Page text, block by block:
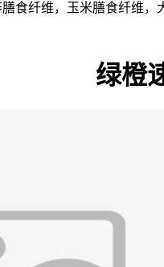
食纤维，玉米膳食纤维
绿橙